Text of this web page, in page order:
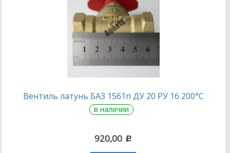
Вентиль латунь БАЗ 15б1п ДУ 20 РУ 16 200°С
в наличии
920,00 c